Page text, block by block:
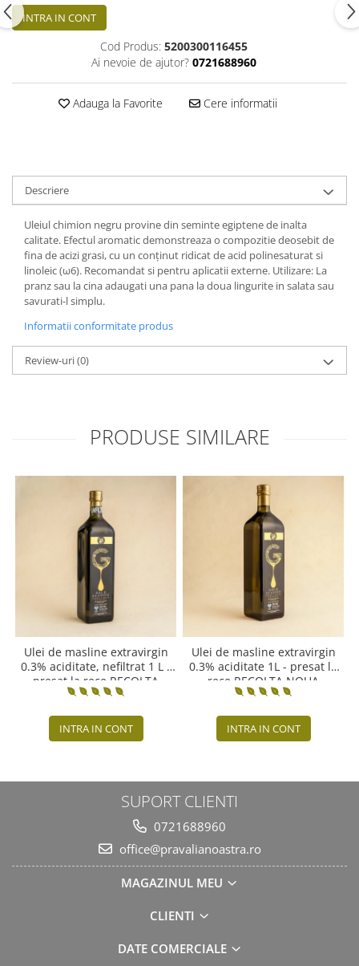
INTRA IN CONT
Cod Produs: 5200300116455
Ai nevoie de ajutor? 0721688960
Adauga la Favorite Cere informatii
Descriere
Uleiul chimion negru provine din seminte egiptene de inalta
calitate. Efectul aromatic demonstreaza o compozitie deosebit de
fina de acizi grasi, cu un conținut ridicat de acid polinesaturat si
linoleic (ω6). Recomandat si pentru aplicatii externe. Utilizare: La
pranz sau la cina adaugati una pana la doua lingurite in salata sau
savurati-l simplu.
Informatii conformitate produs
Review-uri(0)
PRODUSE SIMILARE
Ulei de masline extravirgin
0.3% aciditate, nefiltrat 1 L -
presat la rece RECOLTA
NOUA
INTRA IN CONT
Ulei de masline extravirgin
0.3% aciditate 1L - presat la
rece RECOLTA NOUA
INTRA IN CONT
SUPORT CLIENTI
0721688960
office@pravalianoastra.ro
MAGAZINUL MEU
CLIENTI
DATE COMERCIALE